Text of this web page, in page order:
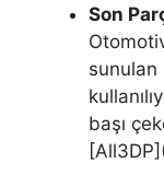
Son
sunulan
başı